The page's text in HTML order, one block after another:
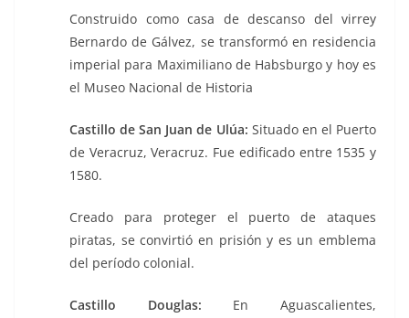
Construido como casa de descanso del virrey
Bernardo de Gálvez, se transformó en residencia
imperial para Maximiliano de Habsburgo y hoy es
el Museo Nacional de Historia
Castillo de San Juan de Ulúa: Situado en el Puerto
de Veracruz, Veracruz. Fue edificado entre 1535 y
1580.
Creado para proteger el puerto de ataques
piratas, se convirtió en prisión y es un emblema
del período colonial.
Castillo Douglas: En Aguascalientes,